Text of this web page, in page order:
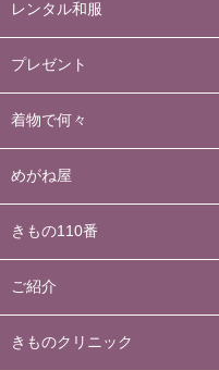
レンタル和服
プレゼント
着物で何々
めがね屋
きもの110番
ご紹介
きものクリニック